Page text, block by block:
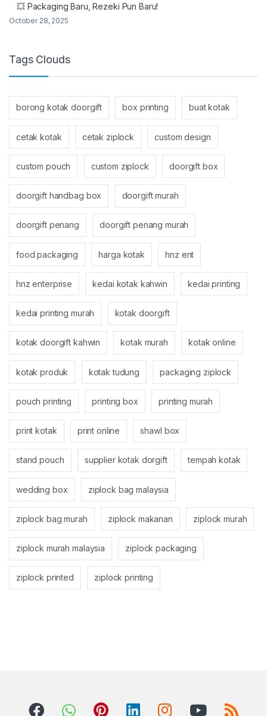
💥 Packaging Baru, Rezeki Pun Baru!
October 28, 2025
Tags Clouds
borong kotak doorgift box printing buat kotak
cetak kotak cetak ziplock custom design
custom pouch custom ziplock doorgift box
doorgift handbag box doorgift murah
doorgift penang doorgift penang murah
food packaging harga kotak hnz ent
hnz enterprise kedai kotak kahwin kedai printing
kedai printing murah kotak doorgift
kotak doorgift kahwin kotak murah kotak online
kotak produk kotak tudung packaging ziplock
pouch printing printing box printing murah
print kotak print online shawl box
stand pouch supplier kotak dorgift tempah kotak
wedding box ziplock bag malaysia
ziplock bag murah ziplock makanan ziplock murah
ziplock murah malaysia ziplock packaging
ziplock printed ziplock printing